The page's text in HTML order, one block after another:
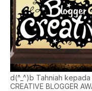
d(^_^)b Tahniah
CREATIVE BLOGGER